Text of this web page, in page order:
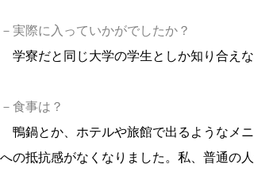
－実際に入っていかがでしたか？
学寮だと同じ大学の学生としか知り合え
－食事は？
鴨鍋とか、ホテルや旅館で出るようなメ
への抵抗感がなくなりました。私、普通の